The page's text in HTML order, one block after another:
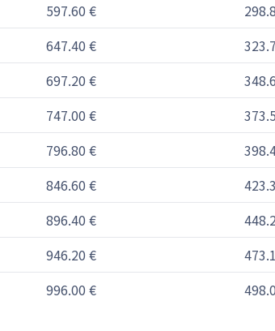
597.60 €
647.40 €
697.20 €
747.00 €
796.80 €
846.60 €
896.40 €
946.20 €
996.00 €